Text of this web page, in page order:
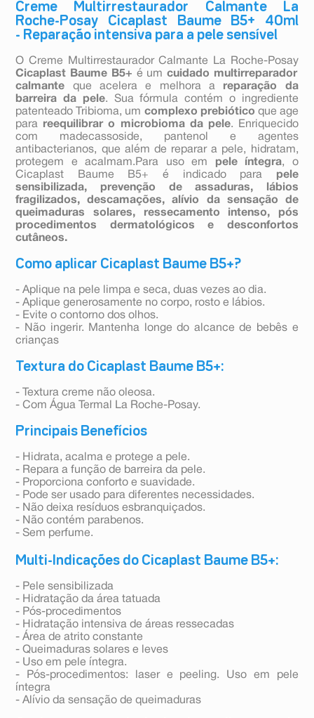
Creme Multirrestaurador Calmante La
Roche-Posay Cicaplast Baume B5+ 40ml
- Reparação intensiva para a pele sensível
O Creme Multirrestaurador Calmante La Roche-Posay
Cicaplast Baume B5+ é umcuidado multirreparador
calmante que acelera e melhora a reparação da
barreira da pele. Sua fórmula contém o ingrediente
patenteado Tribioma, um complexo prebiótico que age
para reequilibrar o microbioma da pele. Enriquecido
com madecassoside, pantenol e agentes
antibacterianos, que além de reparar a pele, hidratam,
protegem e acalmam.Para uso em pele íntegra, o
Cicaplast Baume B5+ é indicado para pele
sensibilizada, prevenção de assaduras, lábios
fragilizados, descamações, alívio da sensação de
queimaduras solares, ressecamento intenso, pós
procedimentos dermatológicos e desconfortos
cutâneos.
Como aplicar Cicaplast Baume B5+?
- Aplique na pele limpa e seca, duas vezes ao dia.
- Aplique generosamente no corpo, rosto e lábios.
- Evite o contorno dos olhos.
- Não ingerir. Mantenha longe do alcance de bebês e
crianças
Textura do Cicaplast Baume B5+:
- Textura creme não oleosa.
- Com Água Termal La Roche-Posay.
Principais Benefícios
- Hidrata, acalma e protege a pele.
- Repara a função de barreira da pele.
- Proporciona conforto e suavidade.
- Pode ser usado para diferentes necessidades.
- Não deixa resíduos esbranquiçados.
- Não contém parabenos.
- Sem perfume.
Multi-Indicações do Cicaplast Baume B5+:
- Pele sensibilizada
- Hidratação da área tatuada
- Pós-procedimentos
- Hidratação intensiva de áreas ressecadas
- Área de atrito constante
- Queimaduras solares e leves
- Uso em pele íntegra.
- Pós-procedimentos: laser e peeling. Uso em pele
íntegra
- Alívio da sensação de queimaduras